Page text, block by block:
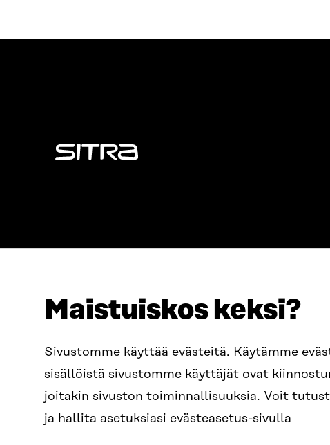
Maistuiskos keksi?
Sivustomme käyttää evästeitä. Käytämme
sisällöistä sivustomme käyttäjät ovat
joitakin sivuston toiminnallisuuksia. Voit
ja hallita asetuksiasi evästeasetus-sivulla
Sitra
ADDRESS
160,
00181 Helsinki
How to get to Sitra?
BUSINESS ID
TELEPHONE
EMAIL